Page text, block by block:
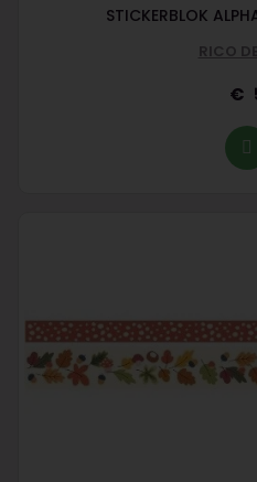
STICKERBLOK
RICO